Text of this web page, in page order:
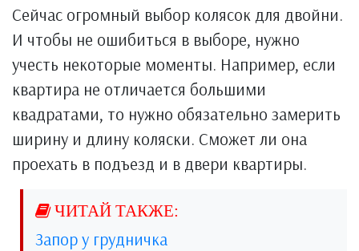
Сейчас огромный выбор колясок для двойни.
И чтобы не ошибиться в выборе, нужно
учесть некоторые моменты. Например, если
квартира не отличается большими
квадратами, то нужно обязательно замерить
ширину и длину коляски. Сможет ли она
проехать в подъезд и в двери квартиры.
Запор у грудничка